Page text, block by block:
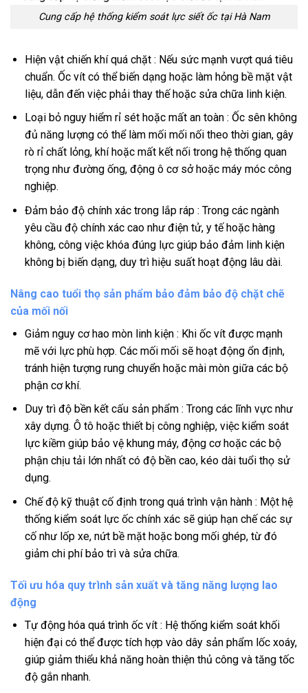
Cung cấp hệ thống kiểm soát lực siết ốc tại Hà Nam
Hiện vật chiến khí quá chặt : Nếu sức mạnh vượt quá tiêu
chuẩn. Ốc vít có thể biến dạng hoặc làm hỏng bề mặt vật
liệu, dẫn đến việc phải thay thế hoặc sửa chữa linh kiện.
Loại bỏ nguy hiểm rỉ sét hoặc mất an toàn : Ốc sên không
đủ năng lượng có thể làm mối mối nối theo thời gian, gây
rò rỉ chất lỏng, khí hoặc mất kết nối trong hệ thống quan
trọng như đường ống, động ô cơ sở hoặc máy móc công
nghiệp.
Đảm bảo độ chính xác trong lắp ráp : Trong các ngành
yêu cầu độ chính xác cao như điện tử, y tế hoặc hàng
không, công việc khóa đúng lực giúp bảo đảm linh kiện
không bị biến dạng, duy trì hiệu suất hoạt động lâu dài.
Nâng cao tuổi thọ sản phẩm bảo đảm bảo độ chặt chẽ
của mối nối
Giảm nguy cơ hao mòn linh kiện : Khi ốc vít được mạnh
mẽ với lực phù hợp. Các mối mối sẽ hoạt động ổn định,
tránh hiện tượng rung chuyển hoặc mài mòn giữa các bộ
phận cơ khí.
Duy trì độ bền kết cấu sản phẩm : Trong các lĩnh vực như
xây dựng. Ô tô hoặc thiết bị công nghiệp, việc kiểm soát
lực kiềm giúp bảo vệ khung máy, động cơ hoặc các bộ
phận chịu tải lớn nhất có độ bền cao, kéo dài tuổi thọ sử
dụng.
Chế độ kỹ thuật cố định trong quá trình vận hành : Một hệ
thống kiểm soát lực ốc chính xác sẽ giúp hạn chế các sự
cố như lốp xe, nứt bề mặt hoặc bong mối ghép, từ đó
giảm chi phí bảo trì và sửa chữa.
Tối ưu hóa quy trình sản xuất và tăng năng lượng lao
động
Tự động hóa quá trình ốc vít : Hệ thống kiểm soát khối
hiện đại có thể được tích hợp vào dây sản phẩm lốc xoáy,
giúp giảm thiểu khả năng hoàn thiện thủ công và tăng tốc
độ gắn nhanh.